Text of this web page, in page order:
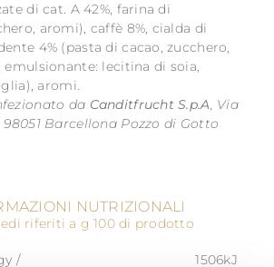
di cat. A 42%, farina di
aromi), caffè 8%, cialda di
4% (pasta di cacao, zucchero,
emulsionante: lecitina di soia,
aromi.
da Canditfrucht S.p.A, Via
98051 Barcellona Pozzo di Gotto
NUTRIZIONALI
riferiti a g 100 di prodotto
/
1506kJ